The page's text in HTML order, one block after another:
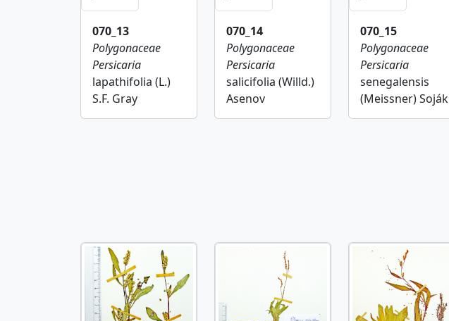
070_13
Polygonaceae
Persicaria
lapathifolia (L.)
S.F. Gray
070_14
Polygonaceae
Persicaria
salicifolia (Willd.)
Asenov
070_15
Polygonaceae
Persicaria
senegalensis
(Meissner) Soják